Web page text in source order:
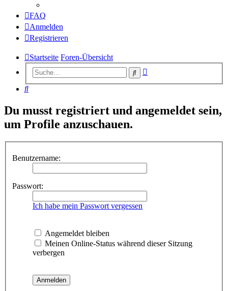
FAQ
Anmelden
Registrieren
Startseite Foren-Übersicht
Suche
Suche
Du musst registriert und angemeldet sein,
um Profile anzuschauen.
Benutzername:
Passwort:
Ich habe mein Passwort vergessen
Angemeldet bleiben
Meinen Online-Status während dieser Sitzung
verbergen